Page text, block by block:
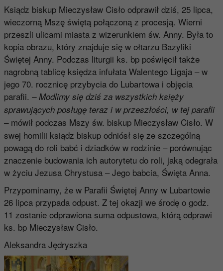
Ksiądz biskup Mieczysław Cisło odprawił dziś, 25 lipca,
wieczorną Mszę świętą połączoną z procesją. Wierni
przeszli ulicami miasta z wizerunkiem św. Anny. Była to
kopia obrazu, który znajduje się w ołtarzu Bazyliki
Świętej Anny. Podczas liturgii ks. bp poświęcił także
nagrobną tablicę księdza infułata Walentego Ligaja – w
jego 70. rocznicę przybycia do Lubartowa i objęcia
parafii. – Modlimy się dziś za wszystkich księży
sprawujących posługę teraz i w przeszłości, w tej parafii
–mówił podczas Mszy św. biskup Mieczysław Cisło. W
swej homilii ksiądz biskup odniósł się ze szczególną
powagą do roli babć i dziadków w rodzinie – porównując
znaczenie budowania ich autorytetu do roli, jaką odegrała
w życiu Jezusa Chrystusa – Jego babcia, Święta Anna.
Przypominamy, że w Parafii Świętej Anny w Lubartowie
26 lipca przypada odpust. Z tej okazji we środę o godz.
11 zostanie odprawiona suma odpustowa, którą odprawi
ks. bp Mieczysław Cisło.
Aleksandra Jędryszka